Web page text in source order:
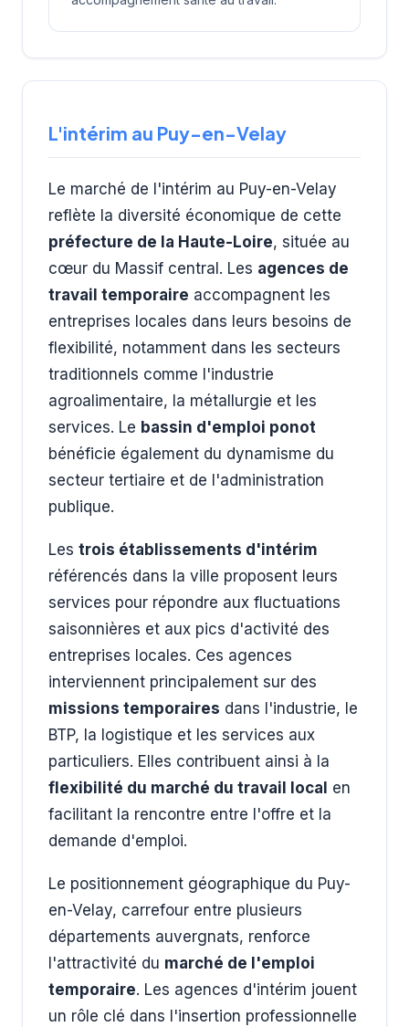
L'intérim au Puy-en-Velay
Le marché de l'intérim au Puy-en-Velay
reflète la diversité économique de cette
préfecture de la Haute-Loire, située au
cœur du Massif central. Les agences de
travail temporaire accompagnent les
entreprises locales dans leurs besoins de
flexibilité, notamment dans les secteurs
traditionnels comme l'industrie
agroalimentaire, la métallurgie et les
services. Le bassin d'emploi ponot
bénéficie également du dynamisme du
secteur tertiaire et de l'administration
publique.
Les trois établissements d'intérim
référencés dans la ville proposent leurs
services pour répondre aux fluctuations
saisonnières et aux pics d'activité des
entreprises locales. Ces agences
interviennent principalement sur des
missions temporaires dans l'industrie, le
BTP, la logistique et les services aux
particuliers. Elles contribuent ainsi à la
flexibilité du marché du travail local en
facilitant la rencontre entre l'offre et la
demande d'emploi.
Le positionnement géographique du Puy-
en-Velay, carrefour entre plusieurs
départements auvergnats, renforce
l'attractivité du marché de l'emploi
temporaire. Les agences d'intérim jouent
un rôle clé dans l'insertion professionnelle